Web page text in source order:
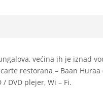
većina ih je iznad
restorana – Baan
DVD plejer, Wi – Fi.